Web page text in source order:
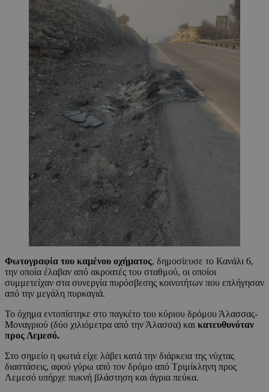
Φωτογραφία του καμένου οχήματος, δημοσίευσε το Κανάλι 6,
την οποία έλαβαν από ακροατές του σταθμού, οι οποίοι
συμμετείχαν στα συνεργία πυρόσβεσης κοινοτήτων που επλήγησαν
από την μεγάλη πυρκαγιά.
Το όχημα εντοπίστηκε στο παγκέτο του κύριου δρόμου Άλασσας-
Μοναγριού (δύο χιλιόμετρα από την Άλασσα) και κατευθυνόταν
προς Λεμεσό.
Στο σημείο η φωτιά είχε λάβει κατά την διάρκεια της νύχτας
διαστάσεις, αφού γύρω από τον δρόμο από Τριμίκληνη προς
Λεμεσό υπήρχε πυκνή βλάστηση και άγρια πεύκα.